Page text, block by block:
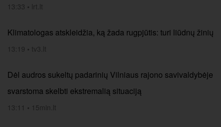
13:33 • lrt.lt
Klimatologas atskleidžia, ką žada rugpjūtis: turi liūdnų žinių
13:19 • tv3.lt
Dėl audros sukeltų padarinių Vilniaus rajono savivaldybėje
svarstoma skelbti ekstremalią situaciją
13:11 • 15min.lt